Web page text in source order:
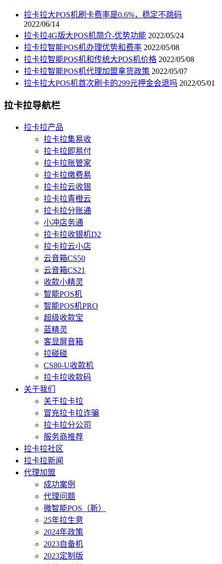
拉卡拉大POS机刷卡费率是0.6%，稳定不跳码
2022/06/14
拉卡拉4G版大POS机简介-优势功能 2022/05/24
拉卡拉智能POS机办理优势和费率 2022/05/08
拉卡拉智能POS机和传统大POS机价格 2022/05/08
拉卡拉智能POS机代理加盟拿货政策 2022/05/07
拉卡拉大POS机首次刷卡的299元押金会退吗 2022/05/01
拉卡拉导航栏
拉卡拉产品
拉卡拉集易收
拉卡拉即易付
拉卡拉账管家
拉卡拉缴费易
拉卡拉云收银
拉卡拉青橙云
拉卡拉分账通
小冲店务通
拉卡拉收银机D2
拉卡拉云小店
云音箱CS50
云音箱CS21
收款小精灵
智能POS机
智能POS机PRO
超级收款宝
蓝精灵
客显屏音箱
拉碰碰
CS80-U收款机
拉卡拉收款码
关于我们
关于拉卡拉
冒充拉卡拉诈骗
拉卡拉分公司
服务商推荐
拉卡拉社区
拉卡拉新闻
代理加盟
成功案例
代理问题
微智能POS（新）
25年拉生意
2024年政策
2023自备机
2023定制版